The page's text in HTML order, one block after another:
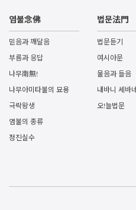
염불念佛
믿음과 깨달음
부름과 응답
나무南無!
나무아미타불의 묘용
극락왕생
염불의 종류
정진실수
법문法門
법문듣기
여시아문
물음과 들음
내바니 세바네
오!늘법문